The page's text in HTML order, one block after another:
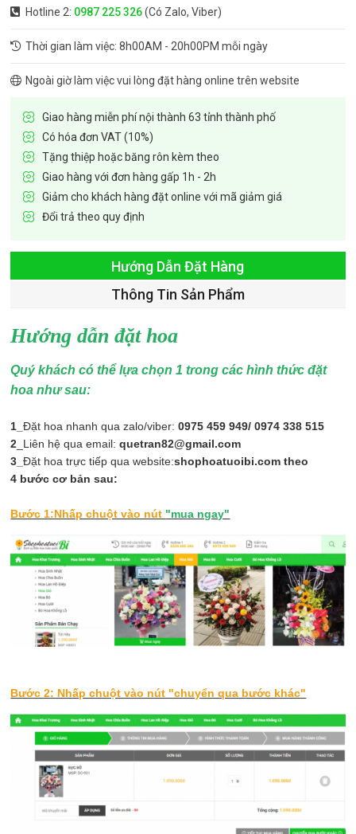
Hotline 2: 0987 225 326(Có Zalo, Viber)
Thời gian làm việc: 8h00AM - 20h00PM mỗi ngày
Ngoài giờ làm việc vui lòng đặt hàng online trên website
Giao hàng miễn phí nội thành 63 tỉnh thành phố
Có hóa đơn VAT (10%)
Tặng thiệp hoặc băng rôn kèm theo
Giao hàng với đơn hàng gấp 1h - 2h
Giảm cho khách hàng đặt online với mã giảm giá
Đổi trả theo quy định
Hướng Dẫn Đặt Hàng
Thông Tin Sản Phẩm
Hướng dẫn đặt hoa
Quý khách có thể lựa chọn 1 trong các hình thức đặt
hoa như sau:
1_Đặt hoa nhanh qua zalo/viber:0975 459 949/ 0974 338 515
2 _Liên hệ qua email:quetran82@gmail.com
3_Đặt hoa trực tiếp qua website:shophoatuoibi.com theo
4 bước cơ bản sau:
Bước 1:Nhấp chuột vào nút "mua ngay"
Bước 2: Nhấp chuột vào nút "chuyển qua bước khác"